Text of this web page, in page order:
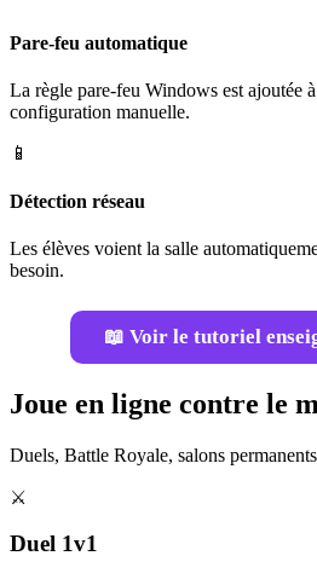
Pare-feu automatique
La règle pare-feu Windows est ajoutée
configuration manuelle.
📱
Détection réseau
Les élèves voient la salle
besoin.
📖 Voir le tutoriel
Joue en ligne contre le
Duels, Battle Royale, salons
⚔️
Duel 1v1